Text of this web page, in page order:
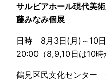
サルビアホール現代美
藤みなみ個展
日時 8月3日(月)～10
20:00（8,9,10日は10時
鶴見区民文化センター